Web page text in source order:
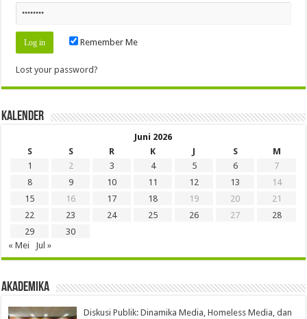
Remember Me
Lost your password?
Kalender
Juni 2026
S
S R K J S
M
1
2 3 4 5 6
7
8
9 10 11 12 13
14
15
16 17 18 19 20
21
22
23 24 25 26 27
28
29
30
« Mei
Jul »
Akademika
Diskusi Publik: Dinamika Media, Homeless Media, dan